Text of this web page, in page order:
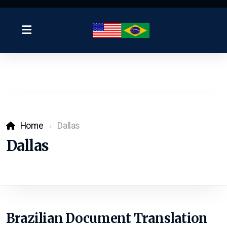
Home Dallas
Dallas
Brazilian Document Translation